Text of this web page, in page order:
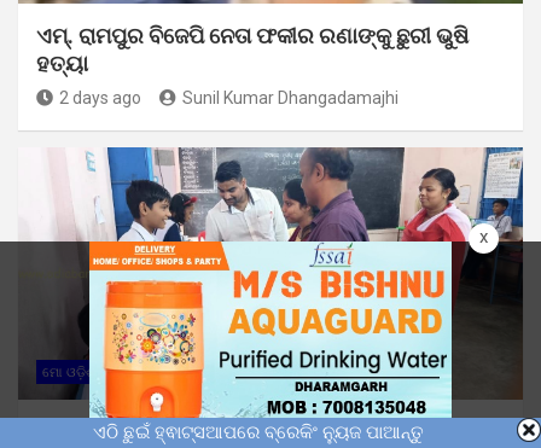
x
ଏମ୍. ରାମପୁର ବିଜେପି ନେତା ଫକୀର ରଣାଙ୍କୁ ଛୁରୀ ଭୁଷି
ହତ୍ୟା
2 days ago Sunil Kumar Dhangadamajhi
ମୋ ଓଡ଼ିଶା
ରିଷିଡା ଶିଶୁମନ୍ଦିରରେ ଜ୍ଞାନବିଜ୍ଞାନ ମେଳା: ୧୩୮ ପ୍ରକଳ୍ପ
ଏଠି ଛୁଇଁ ହ୍ଵାଟ୍ସଆପରେ ବ୍ରେକିଂ ନ୍ୟୁଜ ପାଆନ୍ତୁ